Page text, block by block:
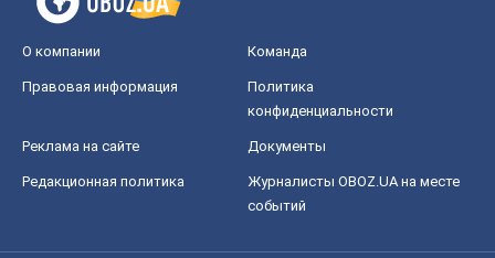
О компании Команда
Правовая информация
Политика
конфиденциальности
Реклама на сайте Документы
Редакционная политика
Журналисты OBOZ.UA на месте
событий